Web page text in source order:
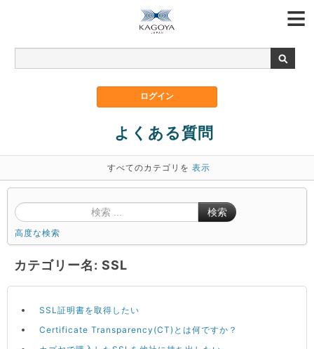
よくある質問
すべてのカテゴリを 表示
検索
高度な検索
カテゴリー名: SSL
SSL証明書を取得したい
Certificate Transparency(CT)とは何ですか？